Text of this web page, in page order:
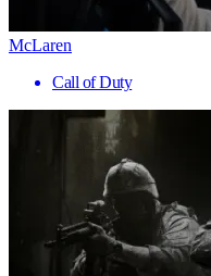
McLaren
Call of Duty